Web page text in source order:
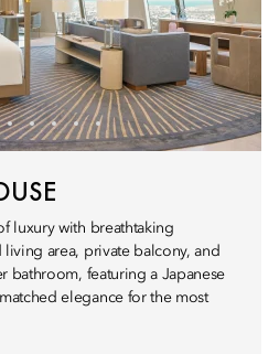
luxury with breathtaking
area, private balcony, and
bathroom, featuring a Japanese
elegance for the most